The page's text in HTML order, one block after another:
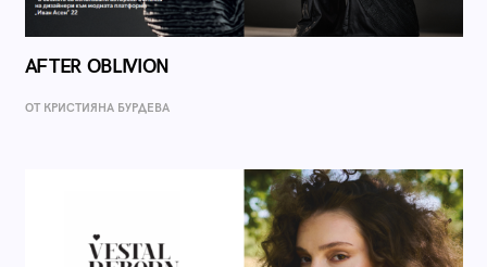
AFTER OBLIVION
ОТ КРИСТИЯНА БУРДЕВА